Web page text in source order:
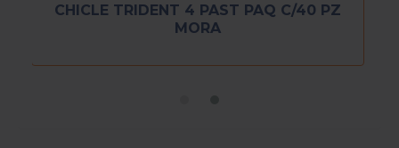
CHICLE TRIDENT 4 PAST PAQ C/40 PZ
MORA